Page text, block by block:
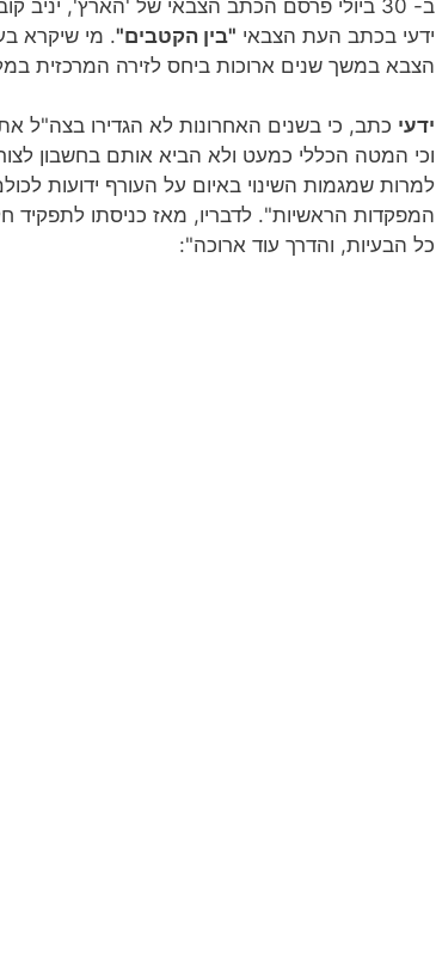
ב- 30 ביולי פרסם הכתב הצבאי של 'הארץ',
ידעי בכתב העת הצבאי "בין הקטבים". מי שיקרא
הצבא במשך שנים ארוכות ביחס לזירה המרכזית
ידעי כתב, כי בשנים האחרונות לא הגדירו בצה"ל
וכי המטה הכללי כמעט ולא הביא אותם בחשבון
למרות שמגמות השינוי באיום על העורף ידועות
המפקדות הראשיות". לדבריו, מאז כניסתו לתפקיד
כל הבעיות, והדרך עוד ארוכה":